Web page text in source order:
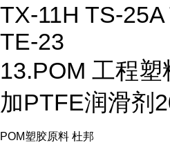
TX-11H TS-
TE-23
13.POM 工程
加PTFE润滑剂
POM塑胶原料 杜邦